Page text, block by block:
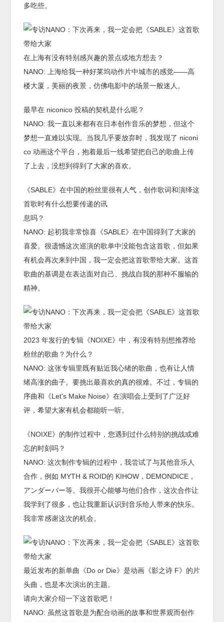
多吃些。
在上海有没有特别感兴趣的景点或地方想去？
NANO: 上海给我一种好莱坞动作片中城市的感觉——高
楼大厦，美丽的夜景，仿佛电影中的场景一般迷人。
最早在 niconico 投稿的契机是什么呢？
NANO: 我一直以来都有在日本创作音乐的梦想，但这个
梦想一直难以实现。当我几乎要放弃时，我发现了 niconi
co 动画这个平台，抱着最后一线希望把自己的歌曲上传
了上去，没想到得到了大家的喜欢。
《SABLE》在中国的粉丝里很有人气，创作歌词和演绎这
首歌时有什么想要传递的讯
息吗？
NANO: 起初我非常惊喜《SABLE》在中国得到了大家的
喜爱。很遗憾这次巡演的歌单中没能包含这首歌，但如果
有机会再次来到中国，我一定会把这首歌带给大家。这首
歌曲的基调是在表达面对自己、挑战自我的那种不服输的
精神。
2023 年发行的专辑《NOIXE》中，有没有特别想推荐给
粉丝的歌曲？为什么？
NANO: 这张专辑里既有贴近我心绪的歌曲，也有让人情
绪高涨的曲子。要挑出最喜欢的真的很难。不过，专辑的
序曲和《Let’s Make Noise》在演唱会上受到了广泛好
评，希望大家有机会都能听一听。
《NOIXE》的制作过程中，您遇到过什么特别的挑战或难
忘的时刻吗？
NANO: 这次制作专辑的过程中，我尝试了与其他音乐人
合作，例如 MYTH & ROID的 KIHOW，DEMONDICE，
アンダーバー等。我很开心能够与他们合作，这次合作让
我学到了很多，也让我重新认识到音乐给人带来的快乐。
我非常感谢这次的机会。
最近发布的新单曲《Do or Die》是动画《影之诗 F》的片
头曲，也是本次演出的主题。
请向大家介绍一下这首歌吧！
NANO: 虽然这首歌是为配合动画的故事和世界观而创作